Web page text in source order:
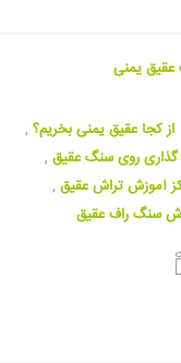
یمنی
از کجا عقیق یمنی بخریم؟ ,
گذاری روی سنگ عقیق ,
آموزش تراش عقیق ,
سنگ راف عقیق